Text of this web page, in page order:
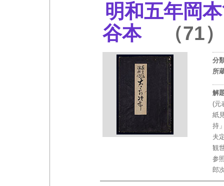
明和五年岡
谷本
（71）
分
所
解
(元
紙
持
夫
観
参
郎